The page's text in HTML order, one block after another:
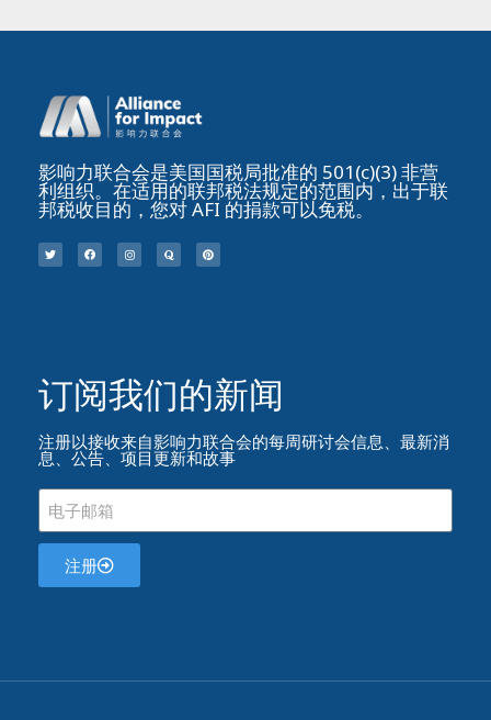
影响力联合会是美国国税局批准的 501(c)(3) 非营
利组织。在适用的联邦税法规定的范围内，出于联
邦税收目的，您对 AFI 的捐款可以免税。
订阅我们的新闻​
注册以接收来自影响力联合会的每周研讨会信息、最新消
息、公告、项目更新和故事
注册